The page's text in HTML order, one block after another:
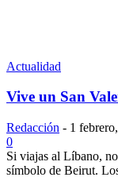
Actualidad
Vive un San
Redacción - 1
0
Si viajas al Líbano,
símbolo de Beirut.